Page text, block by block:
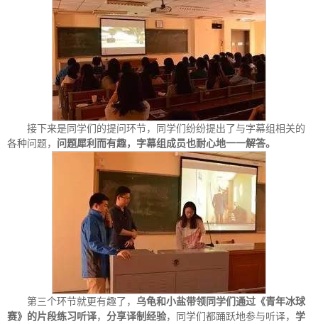
接下来是同学们的提问环节，同学们纷纷提出了与字幕组相关的
各种问题， 问题犀利而有趣，字幕组成员也耐心地一一解答。
第三个环节就更有趣了， 乌龟和小盐带领同学们通过《青年冰球
赛》的片段练习听译， 分享译制经验，同学们都踊跃地参与听译， 学